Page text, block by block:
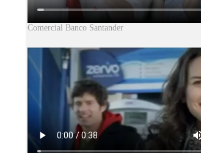
Comercial Banco Santander